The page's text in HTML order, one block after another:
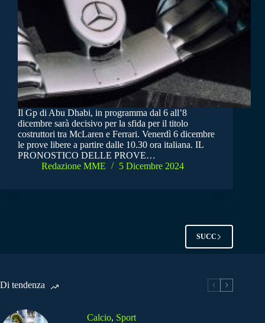
Il Gp di Abu Dhabi, in programma dal 6 all’8
dicembre sarà decisivo per la sfida per il titolo
costruttori tra McLaren e Ferrari. Venerdì 6 dicembre
le prove libere a partire dalle 10.30 ora italiana. IL
PRONOSTICO DELLE PROVE…
Redazione MME
5 Dicembre 2024
SUCC
Di tendenza
Calcio, Sport